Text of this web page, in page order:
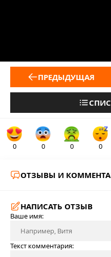
ПРЕДЫДУЩАЯ
0 0 0 0
ОТЗЫВЫ И
НАПИСАТЬ ОТЗЫВ
Ваше имя:
Текст комментария: